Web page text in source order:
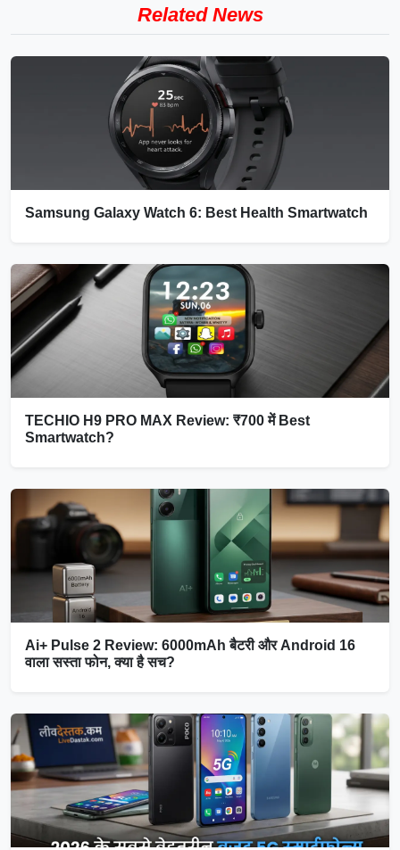
Related News
Samsung Galaxy Watch 6: Best Health Smartwatch
TECHIO H9 PRO MAX Review: ₹700 में Best
Smartwatch?
Ai+ Pulse 2 Review: 6000mAh बैटरी और Android 16
वाला सस्ता फोन, क्या है सच?